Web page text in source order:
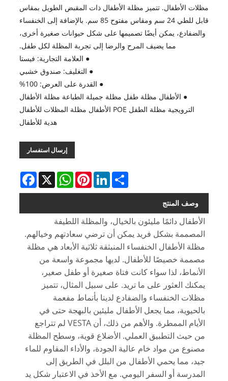
مظلات الأطفال. تتميز مظلة الأطفال ذات المقبض الطويل بمقاس
قابل للطي 24 سم ومقاس مفتوح 85 سم. بالإضافة إلى الخنفساء
والضفادع، يمكن أيضًا تصميمها على شكل حيوانات صغيرة أخرى،
مما يضيف المرح والرضا إلى تجربة المظلة لكل طفل.
● العلامة التجارية: فيستا
● التغليف: صندوق خشبي
● القدرة على العرض: 100%
● الأطفال مظلة طفل مظلة جميلة الطباعة مظلة الأطفال
الترويجية مظلة الطفل POE الأطفال مظلة المظلات للأطفال
هدية للأطفال
إرسال استفسار
Facebook X
WhatsAppPinterestLinkedInShare
وصف المنتج
الأطفال دائمًا مليئون بالخيال، والمظلة اللطيفة
المصممة بشكل فريد يمكن أن ترضي سعادتهم وخيالهم.
مظلة الأطفال الخنفساء المنبثقة ثلاثية الأبعاد هي مظلة
مصممة خصيصًا للأطفال. لديها مجموعة واسعة من
الأنماط، لذا سواء كانت فتاة صغيرة أو طفل صغير،
يمكنك العثور على ما تريد. على سبيل المثال، تتميز
مظلات الخنفساء والضفادع لدينا بأنماط مفعمة
بالحيوية، مما يجعل الأطفال مليئين بالبهجة حتى في
الأيام الممطرة. والأهم من ذلك، أن VESTA لم تتراجع
من حيث التطبيق العملي. الأضلاع قوية، وسطح المظلة
مصنوع من مواد خام عالية الجودة، والأداء المقاوم للماء
جيد، مما يحمي الأطفال من البلل في الطريق إلى
المدرسة أو السفر اليومي. مع الأخذ في الاعتبار شكل يد